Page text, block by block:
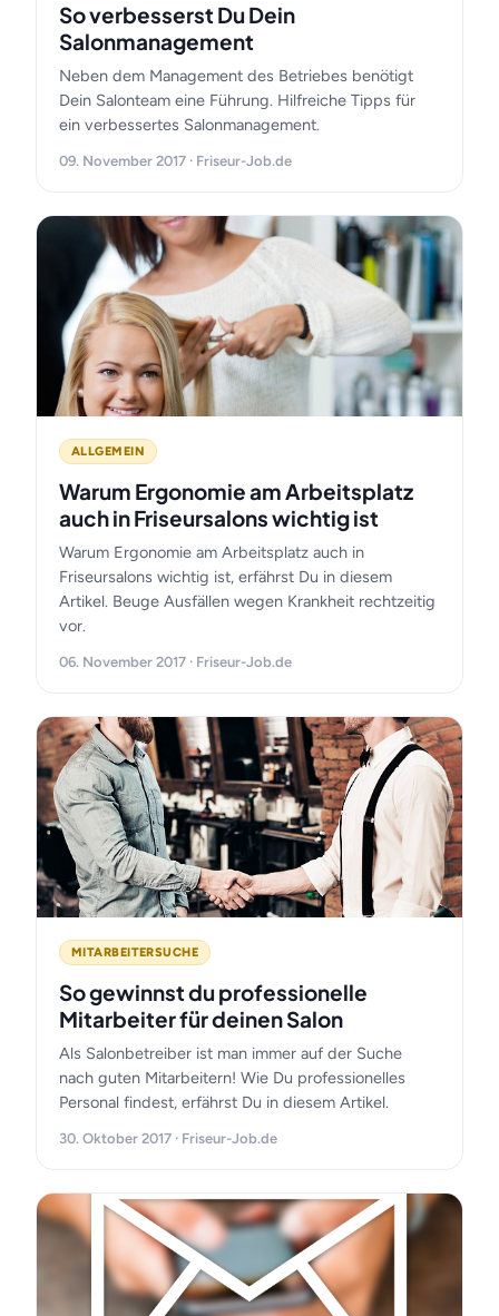
So verbesserst Du Dein
Salonmanagement
Neben dem Management des Betriebes benötigt
Dein Salonteam eine Führung. Hilfreiche Tipps für
ein verbessertes Salonmanagement.
09. November 2017 · Friseur-Job.de
ALLGEMEIN
Warum Ergonomie am Arbeitsplatz
auch in Friseursalons wichtig ist
Warum Ergonomie am Arbeitsplatz auch in
Friseursalons wichtig ist, erfährst Du in diesem
Artikel. Beuge Ausfällen wegen Krankheit rechtzeitig
vor.
06. November 2017 · Friseur-Job.de
MITARBEITERSUCHE
So gewinnst du professionelle
Mitarbeiter für deinen Salon
Als Salonbetreiber ist man immer auf der Suche
nach guten Mitarbeitern! Wie Du professionelles
Personal findest, erfährst Du in diesem Artikel.
30. Oktober 2017 · Friseur-Job.de